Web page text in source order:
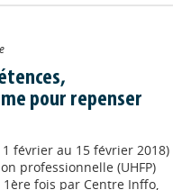
pour repenser
février au 15 février 2018)
professionnelle (UHFP)
fois par Centre Inffo,